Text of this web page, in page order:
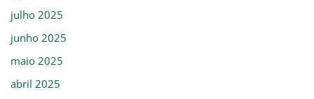
julho 2025
junho 2025
maio 2025
abril 2025